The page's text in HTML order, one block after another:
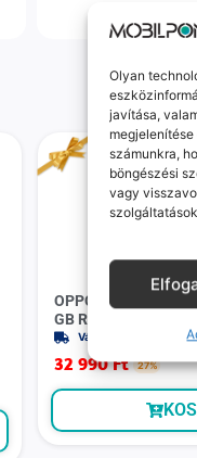
Olyan
javítása,
számunkra,
böngészési
vagy
OPPO A55 (Újszerű,
GB RAM, Csillagos
Várható szállítás: 1-2
32 990Ft 27%